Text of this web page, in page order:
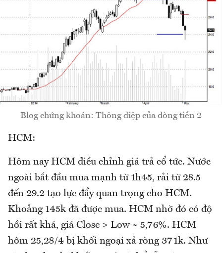
Blog chứng khoán: Thông điệp của dòng tiền 2
HCM:
Hôm nay HCM điều chỉnh giá trả cổ tức. Nước
ngoài bắt đầu mua mạnh từ 1h45, rải từ 28.5
đến 29.2 tạo lực đẩy quan trọng cho HCM.
Khoảng 145k đã được mua. HCM nhờ đó có độ
hồi rất khá, giá Close > Low ~ 5,76%. HCM
hôm 25,28/4 bị khối ngoại xả ròng 371k. Như